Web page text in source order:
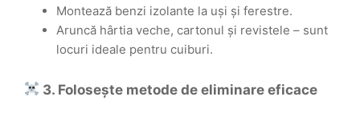
Montează benzi izolante la uși și ferestre.
Aruncă hârtia veche, cartonul și revistele – sunt
locuri ideale pentru cuiburi.
3. Folosește metode de eliminare eficace